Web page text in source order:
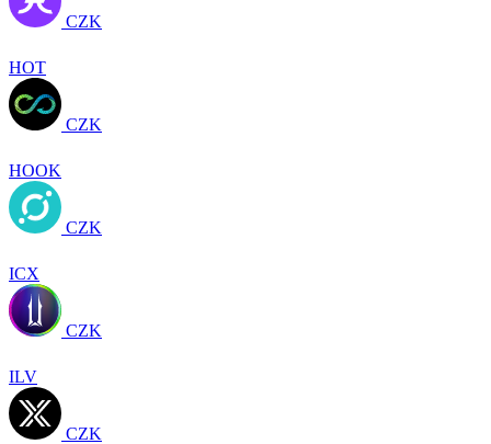
CZK
HOT
CZK
HOOK
CZK
ICX
CZK
ILV
CZK